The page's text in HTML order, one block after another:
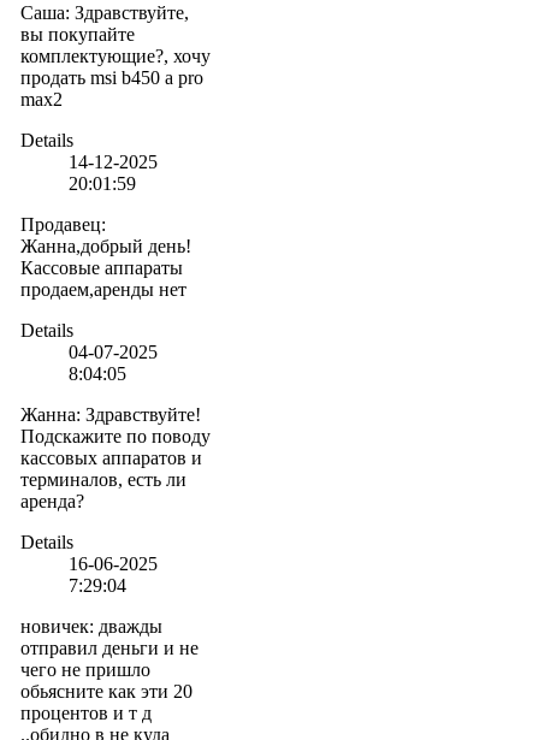
Саша: Здравствуйте,
вы покупайте
комплектующие?, хочу
продать msi b450 a pro
max2
Details
14-12-2025
20:01:59
Продавец:
Жанна,добрый день!
Кассовые аппараты
продаем,аренды нет
Details
04-07-2025
8:04:05
Жанна: Здравствуйте!
Подскажите по поводу
кассовых аппаратов и
терминалов, есть ли
аренда?
Details
16-06-2025
7:29:04
новичек: дважды
отправил деньги и не
чего не пришло
обьясните как эти 20
процентов и т д
..обидно в не куда